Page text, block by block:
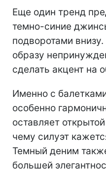
Еще один тренд
темно-синие
подворотами
образу
сделать акцент на
Именно с
особенно
оставляет
чему силуэт
Темный деним
большей